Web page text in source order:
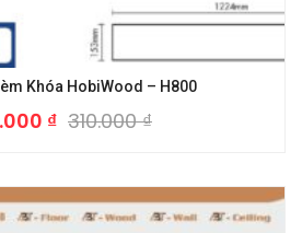
Khóa HobiWood – H800
310.000₫
₫